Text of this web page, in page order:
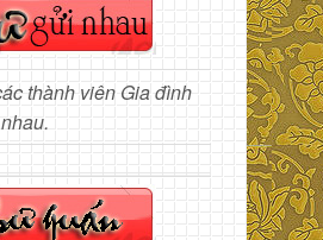
thành viên Gia đình